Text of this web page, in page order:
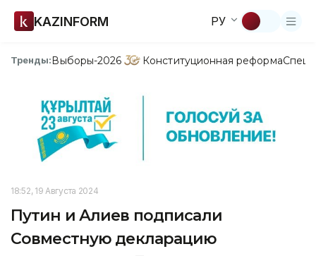
KAZINFORM РУ
Тренды:Выборы-2026 Конституционная реформа
18:52, 19 Августа 2024
Путин и Алиев подписали
Совместную декларацию